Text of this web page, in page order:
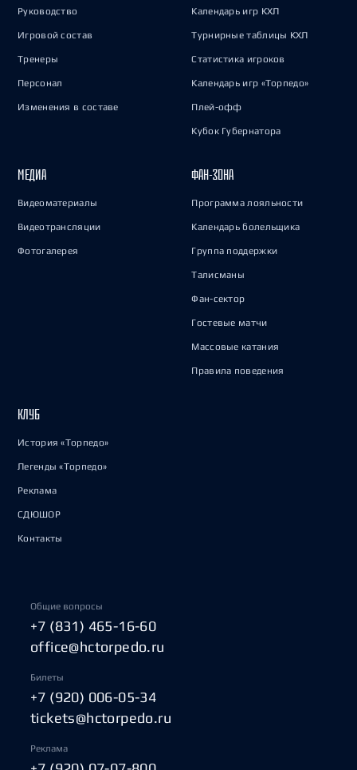
Руководство
Игровой состав
Тренеры
Персонал
Изменения в составе
Календарь игр КХЛ
Турнирные таблицы КХЛ
Статистика игроков
Календарь игр «Торпедо»
Плей-офф
Кубок Губернатора
МЕДИА
Видеоматериалы
Видеотрансляции
Фотогалерея
ФАН-ЗОНА
Программа лояльности
Календарь болельщика
Группа поддержки
Талисманы
Фан-сектор
Гостевые матчи
Массовые катания
Правила поведения
КЛУБ
История «Торпедо»
Легенды «Торпедо»
Реклама
СДЮШОР
Контакты
Общие вопросы
+7 (831) 465-16-60
office@hctorpedo.ru
Билеты
+7 (920) 006-05-34
tickets@hctorpedo.ru
Реклама